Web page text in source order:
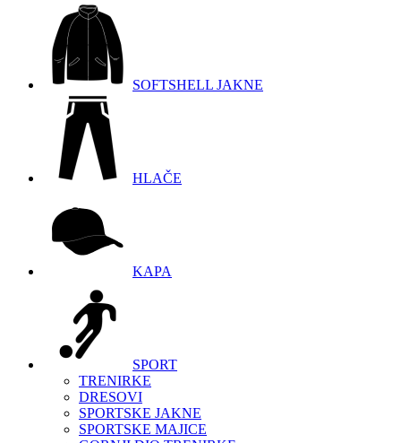
SOFTSHELL JAKNE
HLAČE
KAPA
SPORT
TRENIRKE
DRESOVI
SPORTSKE JAKNE
SPORTSKE MAJICE